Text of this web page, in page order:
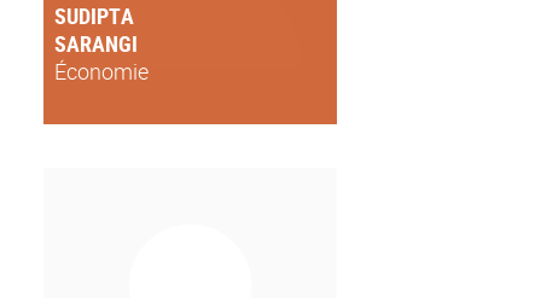
SUDIPTA
SARANGI
Économie